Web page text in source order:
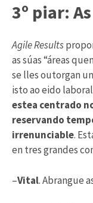
3º piar:
Agile Results
as súas “áreas
se lles outorgan
isto ao eido
estea centrado
reservando
irrenunciable.
en tres grandes
–Vital. Abrangue